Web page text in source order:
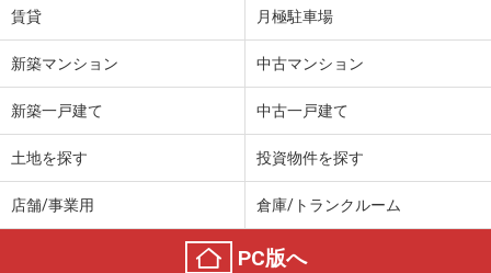
賃貸 月極駐車場
新築マンション 中古マンション
新築一戸建て 中古一戸建て
土地を探す 投資物件を探す
店舗/事業用 倉庫/トランクルーム
PC版へ